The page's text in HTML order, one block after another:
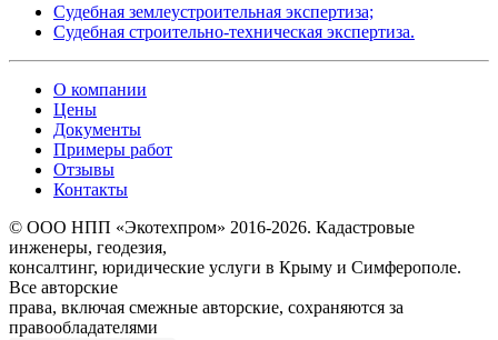
Судебная землеустроительная экспертиза;
Судебная строительно-техническая экспертиза.
О компании
Цены
Документы
Примеры работ
Отзывы
Контакты
© ООО НПП «Экотехпром» 2016-2026. Кадастровые
инженеры, геодезия,
консалтинг, юридические услуги в Крыму и Симферополе.
Все авторские
права, включая смежные авторские, сохраняются за
правообладателями